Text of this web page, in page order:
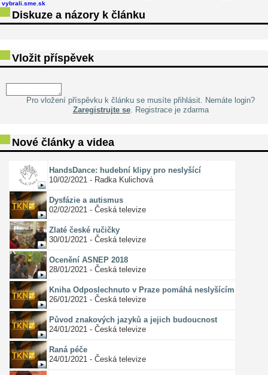
vybrali.sme.sk
Diskuze a názory k článku
Vložit příspěvek
Pro vložení příspěvku k článku se musíte přihlásit. Nemáte login?
Zaregistrujte se. Registrace je zdarma
Nové články a videa
HandsDance: hudební klipy pro neslyšící
10/02/2021 - Radka Kulichová
Dysfázie a autismus
02/02/2021 - Česká televize
Zlaté české ručičky
30/01/2021 - Česká televize
Ocenění ASNEP 2018
28/01/2021 - Česká televize
Kniha Odposlechnuto v Praze pomáhá neslyšícím
26/01/2021 - Česká televize
Původ znakových jazyků a jejich budoucnost
24/01/2021 - Česká televize
Raná péče
24/01/2021 - Česká televize